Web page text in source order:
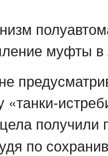
муфты в
«танки-
получили
по